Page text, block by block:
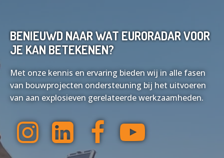
BENIEUWD NAAR WAT EURORADAR VOOR
JE KAN BETEKENEN?
Met onze kennis en ervaring bieden wij in alle fasen
van bouwprojecten ondersteuning bij het uitvoeren
van aan explosieven gerelateerde werkzaamheden.